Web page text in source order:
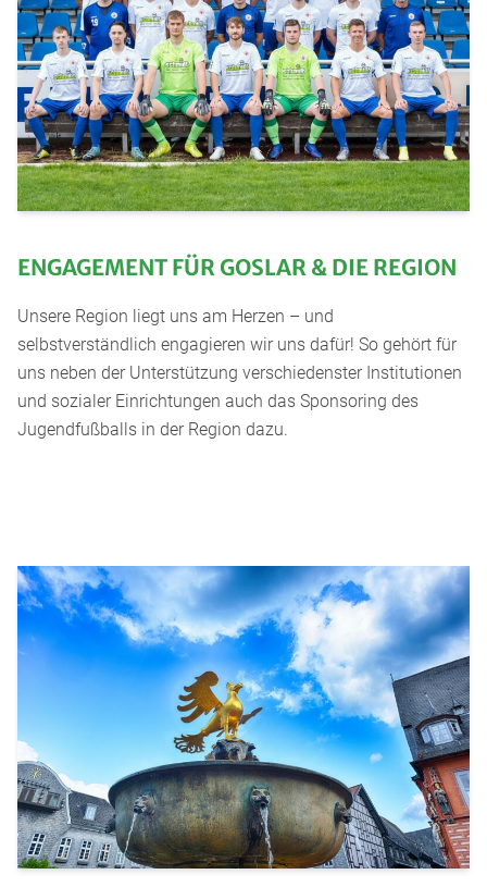
ENGAGEMENT FÜR GOSLAR & DIE REGION
Unsere Region liegt uns am Herzen – und
selbstverständlich engagieren wir uns dafür! So gehört für
uns neben der Unterstützung verschiedenster Institutionen
und sozialer Einrichtungen auch das Sponsoring des
Jugendfußballs in der Region dazu.